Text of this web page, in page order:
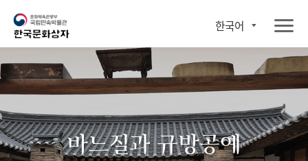
한국어
바느질과 규방공예